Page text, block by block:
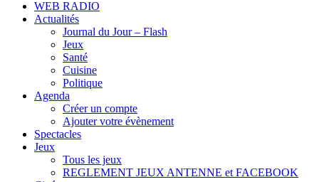
WEB RADIO
Actualités
Journal du Jour – Flash
Jeux
Santé
Cuisine
Politique
Agenda
Créer un compte
Ajouter votre évènement
Spectacles
Jeux
Tous les jeux
REGLEMENT JEUX ANTENNE et FACEBOOK